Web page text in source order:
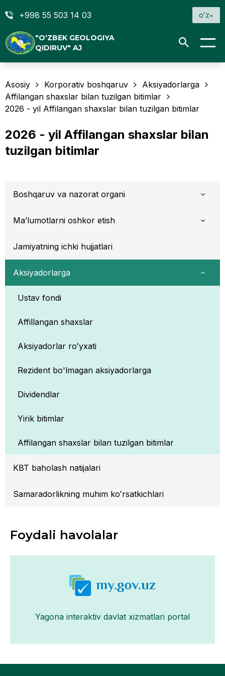
+998 55 503 14 03 oʻz
"O‘ZBEK GEOLOGIYA
QIDIRUV" AJ
Asosiy Korporativ boshqaruv
Aksiyadorlarga
Affilangan shaxslar bilan tuzilgan bitimlar
2026 - yil Affilangan shaxslar bilan tuzilgan bitimlar
2026 - yil Affilangan shaxslar bilan
tuzilgan bitimlar
Boshqaruv va nazorat organi
Ma’lumotlarni oshkor etish
Jamiyatning ichki hujjatlari
Aksiyadorlarga
Ustav fondi
Affillangan shaxslar
Aksiyadorlar roʻyxati
Rezident bo'lmagan aksiyadorlarga
Dividendlar
Yirik bitimlar
Affilangan shaxslar bilan tuzilgan bitimlar
KBT baholash natijalari
Samaradorlikning muhim koʻrsatkichlari
Foydali havolalar
Yagona interaktiv davlat xizmatlari portal